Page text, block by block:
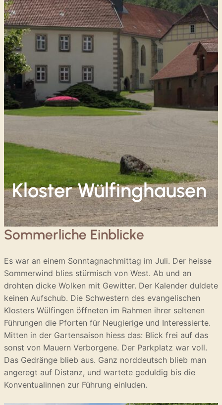
Kloster Wülfinghausen
Sommerliche Einblicke
Es war an einem Sonntagnachmittag im Juli. Der heisse
Sommerwind blies stürmisch von West. Ab und an
drohten dicke Wolken mit Gewitter. Der Kalender duldete
keinen Aufschub. Die Schwestern des evangelischen
Klosters Wülfingen öffneten im Rahmen ihrer seltenen
Führungen die Pforten für Neugierige und Interessierte.
Mitten in der Gartensaison hiess das: Blick frei auf das
sonst von Mauern Verborgene. Der Parkplatz war voll.
Das Gedränge blieb aus. Ganz norddeutsch blieb man
angeregt auf Distanz, und wartete geduldig bis die
Konventualinnen zur Führung einluden.